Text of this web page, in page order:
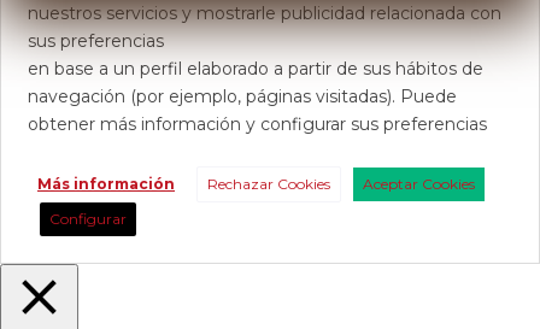
nuestros servicios y mostrarle publicidad relacionada con
sus preferencias
en base a un perfil elaborado a partir de sus hábitos de
navegación (por ejemplo, páginas visitadas). Puede
obtener más información y configurar sus preferencias
Más información Rechazar Cookies
Aceptar Cookies
Configurar